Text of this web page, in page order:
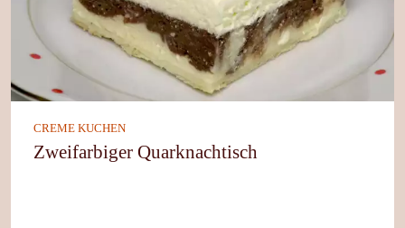
CREME KUCHEN
Zweifarbiger Quarknachtisch